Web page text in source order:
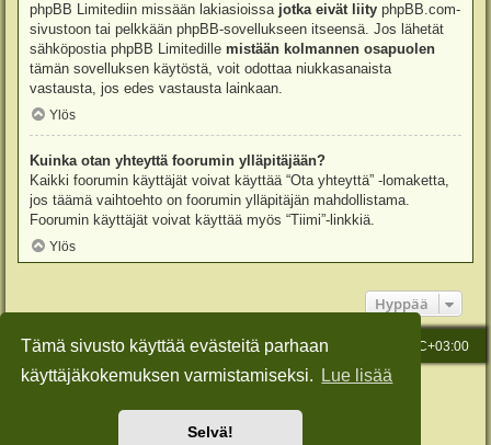
Tämä sivusto käyttää evästeitä parhaan
käyttäjäkokemuksen varmistamiseksi.
Lue lisää
Selvä!
phpBB Limitediin missään lakiasioissa jotka eivät liity phpBB.com-
sivustoon tai pelkkään phpBB-sovellukseen itseensä. Jos lähetät
sähköpostia phpBB Limitedille mistään kolmannen osapuolen
tämän sovelluksen käytöstä, voit odottaa niukkasanaista
vastausta, jos edes vastausta lainkaan.
Ylös
Kuinka otan yhteyttä foorumin ylläpitäjään?
Kaikki foorumin käyttäjät voivat käyttää “Ota yhteyttä” -lomaketta,
jos täämä vaihtoehto on foorumin ylläpitäjän mahdollistama.
Foorumin käyttäjät voivat käyttää myös “Tiimi”-linkkiä.
Ylös
Hyppää
Etusivu Kaikki ajat ovat UTC+03:00
Viesti Ylläpidolle
Keskustelufoorumin ohjelmistophpBB® Forum Software © phpBB Limited